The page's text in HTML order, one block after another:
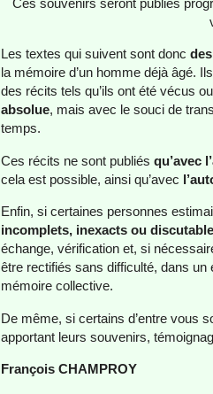
Ces souvenirs seront publiés
Les textes qui suivent sont donc
la mémoire d’un homme déjà âgé.
des récits tels qu’ils ont été vécus
absolue, mais avec le souci de
temps.
Ces récits ne sont publiés qu’avec
cela est possible, ainsi qu’avec
Enfin, si certaines personnes
incomplets, inexacts ou
échange, vérification et, si
être rectifiés sans difficulté, dans un
mémoire collective.
De même, si certains d’entre vous
apportant leurs souvenirs,
François CHAMPROY